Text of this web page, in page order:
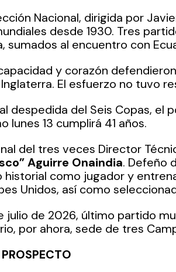
Nacional, dirigida por
desde 1930. Tres
sumados al encuentro con
y corazón
El esfuerzo no tuvo
despedida del Seis Copas, el
lunes 13 cumplirá 41 años.
del tres veces Director
Aguirre Onaindia. Defeño
historial como jugador y
Unidos, así como
julio de 2026, último partido
por ahora, sede de tres